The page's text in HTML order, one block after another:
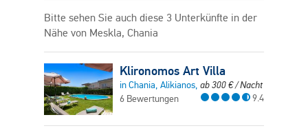
Bitte sehen Sie auch diese 3 Unterkünfte in der
Nähe von Meskla, Chania
Klironomos Art Villa
in Chania, Alikianos, ab300€/ Nacht
6 Bewertungen
9.4